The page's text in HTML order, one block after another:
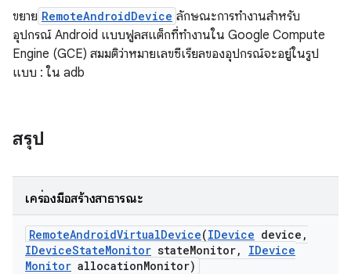
ขยาย RemoteAndroidDevice ลักษณะการทำงานสำหรับ
อุปกรณ์ Android แบบฟูลสแต็กที่ทำงานใน Google Compute
Engine (GCE) สมมติว่าหมายเลขซีเรียลของอุปกรณ์จะอยู่ในรูป
แบบ : ใน adb
สรุป
เครื่องมือสร้างสาธารณะ
RemoteAndroidVirtualDevice(IDevice device ,
IDeviceStateMonitor stateMonitor,
IDevice
Monitor allocationMonitor)